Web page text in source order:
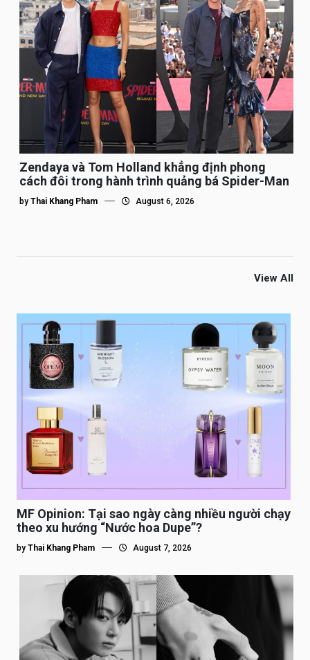
Zendaya và Tom Holland khẳng định phong
cách đôi trong hành trình quảng bá Spider-Man
by Thai Khang Pham August 6, 2026
View All
MF Opinion: Tại sao ngày càng nhiều người chạy
theo xu hướng “Nước hoa Dupe”?
by Thai Khang Pham August 7, 2026